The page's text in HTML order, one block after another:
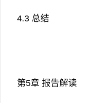
4.3 总结
第5章 报告解读